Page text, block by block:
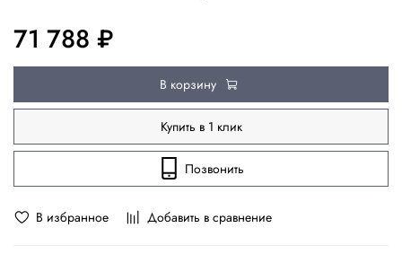
В избранное Добавить в сравнение
71 788 ₽
В корзину
Купить в 1 клик
Позвонить